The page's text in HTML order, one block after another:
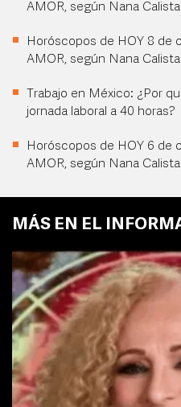
AMOR, según Nana
Horóscopos de HOY 8 de
AMOR, según Nana
Trabajo en México: ¿Por
jornada laboral a 40 horas?
Horóscopos de HOY 6 de
AMOR, según Nana
MÁS EN EL